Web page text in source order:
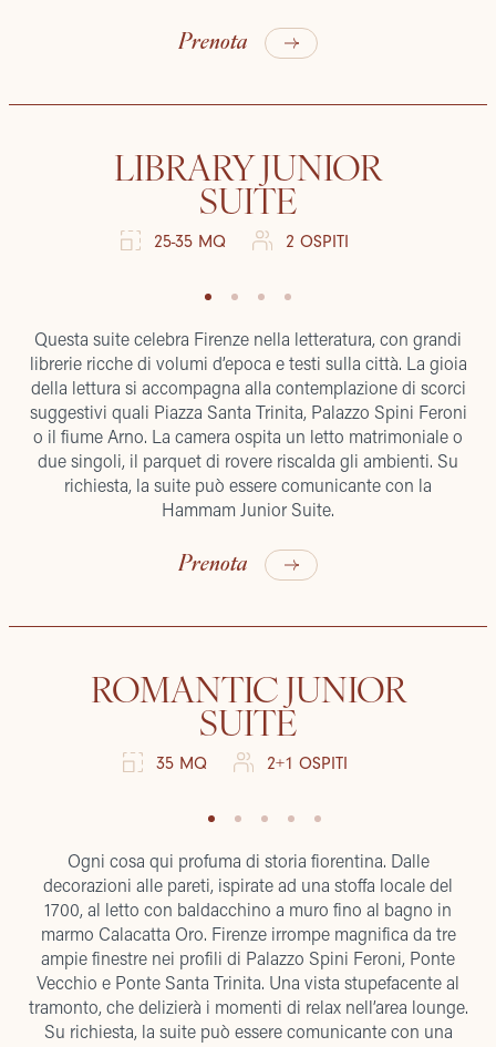
Prenota
LIBRARY JUNIOR
SUITE
25-35 MQ 2 OSPITI
Questa suite celebra Firenze nella letteratura, con grandi
librerie ricche di volumi d’epoca e testi sulla città. La gioia
della lettura si accompagna alla contemplazione di scorci
suggestivi quali Piazza Santa Trinita, Palazzo Spini Feroni
o il fiume Arno. La camera ospita un letto matrimoniale o
due singoli, il parquet di rovere riscalda gli ambienti. Su
richiesta, la suite può essere comunicante con la
Hammam Junior Suite.
Prenota
ROMANTIC JUNIOR
SUITE
35 MQ 2+1 OSPITI
Ogni cosa qui profuma di storia fiorentina. Dalle
decorazioni alle pareti, ispirate ad una stoffa locale del
1700, al letto con baldacchino a muro fino al bagno in
marmo Calacatta Oro. Firenze irrompe magnifica da tre
ampie finestre nei profili di Palazzo Spini Feroni, Ponte
Vecchio e Ponte Santa Trinita. Una vista stupefacente al
tramonto, che delizierà i momenti di relax nell’area lounge.
Su richiesta, la suite può essere comunicante con una